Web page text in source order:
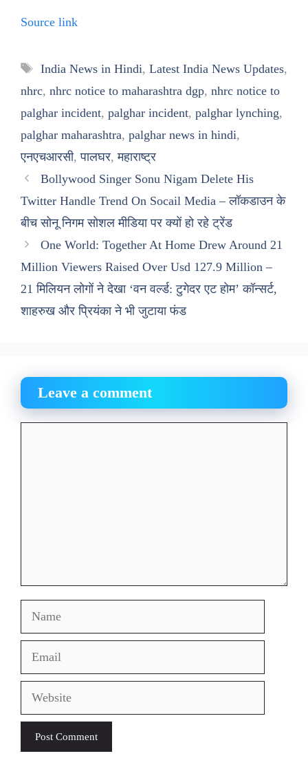
Source link
Tags
India News in Hindi, Latest India News Updates,
nhrc, nhrc notice to maharashtra dgp, nhrc notice to
palghar incident, palghar incident, palghar lynching,
palghar maharashtra, palghar news in hindi,
एनएचआरसी,पालघर,महाराष्ट्र
Bollywood Singer Sonu Nigam Delete His
Twitter Handle Trend On Socail Media – लॉकडाउन के
बीच सोनू निगम सोशल मीडिया पर क्यों हो रहे ट्रेंड
One World: Together At Home Drew Around 21
Million Viewers Raised Over Usd 127.9 Million –
21 मिलियन लोगों ने देखा ‘वन वर्ल्ड: टुगेदर एट होम’ कॉन्सर्ट,
शाहरुख और प्रियंका ने भी जुटाया फंड
Leave a comment
Name
Email
Website